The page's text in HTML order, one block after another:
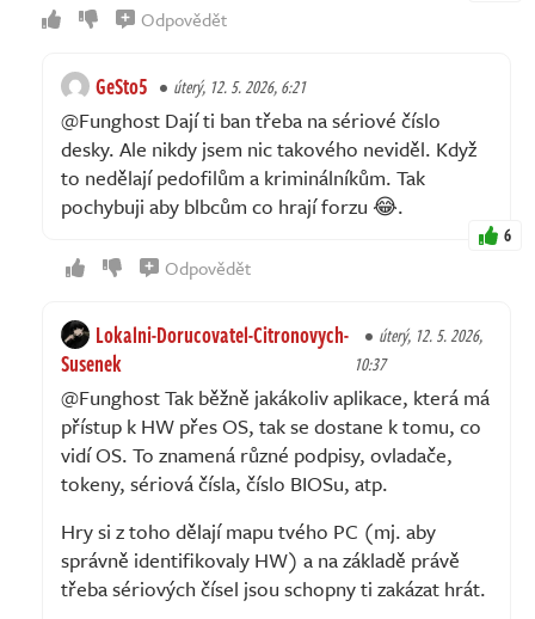
Odpovědět
GeSto5 úterý, 12. 5. 2026, 6:21
@Funghost Dají ti ban třeba na sériové číslo
desky. Ale nikdy jsem nic takového neviděl. Když
to nedělají pedofilům a kriminálníkům. Tak
pochybuji aby blbcům co hrají forzu 😂.
6
Odpovědět
Lokalni-Dorucovatel-Citronovych-
Susenek
úterý, 12. 5. 2026,
10:37
@Funghost Tak běžně jakákoliv aplikace, která má
přístup k HW přes OS, tak se dostane k tomu, co
vidí OS. To znamená různé podpisy, ovladače,
tokeny, sériová čísla, číslo BIOSu, atp.
Hry si z toho dělají mapu tvého PC (mj. aby
správně identifikovaly HW) a na základě právě
třeba sériových čísel jsou schopny ti zakázat hrát.